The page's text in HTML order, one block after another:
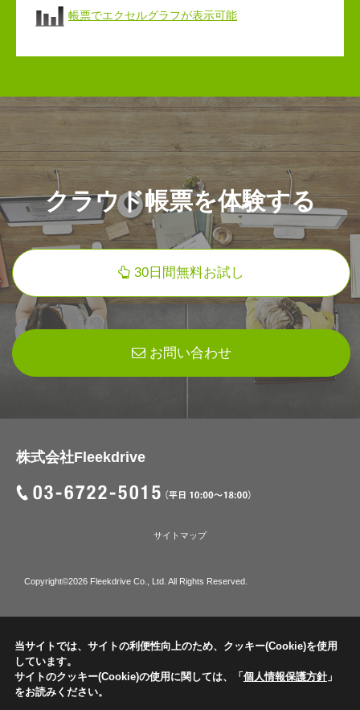
帳票でエクセルグラフが表示可能
クラウド帳票を体験する
30日間無料お試し
お問い合わせ
株式会社Fleekdrive
サイトマップ
Copyright©2026 Fleekdrive Co., Ltd. All Rights Reserved.
当サイトでは、サイトの利便性向上のため、クッキー(Cookie)を使用
しています。
サイトのクッキー(Cookie)の使用に関しては、「個人情報保護方針」
をお読みください。